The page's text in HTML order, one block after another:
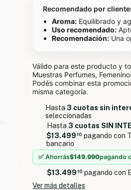
Recomendado por
Aroma: Equilibrado y
Uso recomendado:
Recomendación: Una
Válido para este producto y
Muestras Perfumes,
Podés combinar esta
misma categoría.
Hasta 3 cuotas sin
seleccionadas
Hasta 3 cuotas SIN
$13.499 10 pagando con
bancario
✅ Ahorrás$149.990pagando
$13.499 10 pagando con
Ver más detalles